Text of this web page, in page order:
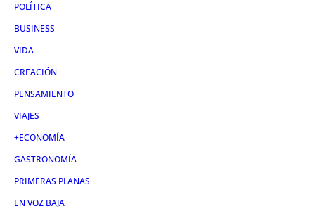
POLÍTICA
BUSINESS
VIDA
CREACIÓN
PENSAMIENTO
VIAJES
+ECONOMÍA
GASTRONOMÍA
PRIMERAS PLANAS
EN VOZ BAJA